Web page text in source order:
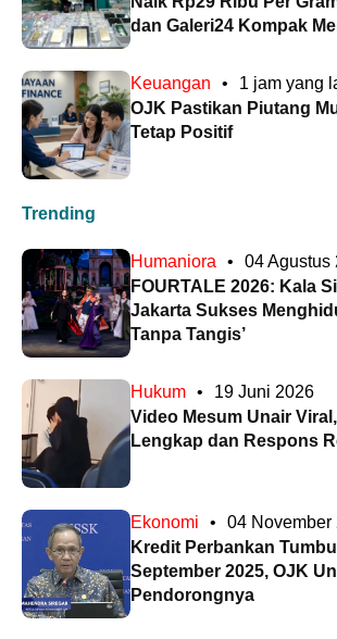
dan Galeri24 Kompak
Keuangan •
1 jam yang
OJK Pastikan Piutang
Tetap Positif
Trending
Humaniora •
04 Agustus
FOURTALE 2026: Kala
Jakarta Sukses
Tanpa Tangis’
Hukum •
19 Juni 2026
Video Mesum Unair
Lengkap dan Respons
Ekonomi •
04 November
Kredit Perbankan
September 2025, OJK
Pendorongnya